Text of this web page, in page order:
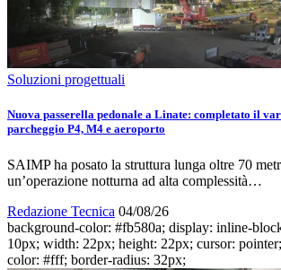
Soluzioni progettuali
Nuova passerella pedonale a Linate: completato il
parcheggio P4, M4 e aeroporto
SAIMP ha posato la struttura lunga oltre 70
un’operazione notturna ad alta complessità…
Redazione Tecnica 04/08/26
background-color: #fb580a; display: inline-
10px; width: 22px; height: 22px; cursor:
color: #fff; border-radius: 32px;